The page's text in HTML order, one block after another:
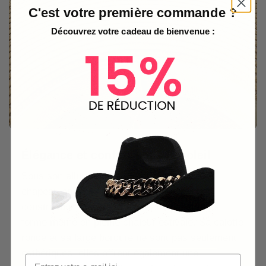
Élégance et confort sous le soleil
Sous son allureclassique et féminine
chapeau en paille tissée dense révèle une
construction durable et rigide. Il conserve sa
forme même en pleine chaleur estivale. Sa calotte
esthétiques, elles offrent également une
C'est votre première commande ?
Découvrez votre cadeau de bienvenue :